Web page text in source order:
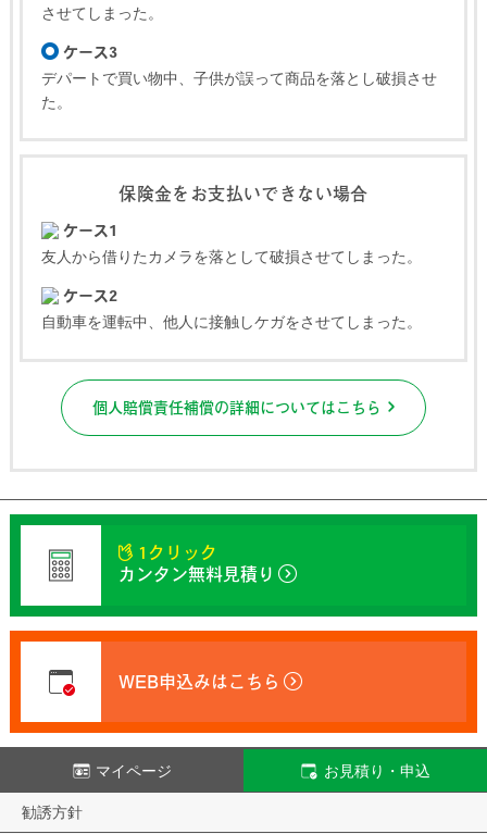
させてしまった。
ケース3
デパートで買い物中、子供が誤って商品を落とし破損させ
た。
保険金をお支払いできない場合
ケース1
友人から借りたカメラを落として破損させてしまった。
ケース2
自動車を運転中、他人に接触しケガをさせてしまった。
個人賠償責任補償の詳細についてはこちら
1クリック
カンタン無料見積り
WEB申込みはこちら
マイページ お見積り・申込
勧誘方針